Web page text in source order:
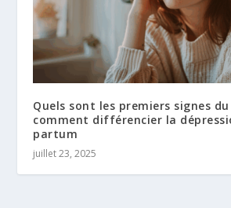
Quels sont les premiers signes
comment différencier la
partum
juillet 23, 2025